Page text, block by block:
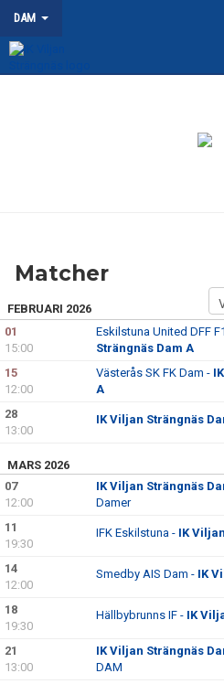
DAM
KONTAKT
Matcher
FEBRUARI 2026
01
15:00
Eskilstuna United DFF
Strängnäs Dam A
15
12:00
Västerås SK FK Dam -
A
28
13:00
IK Viljan Strängnäs
MARS 2026
07
12:00
IK Viljan Strängnäs
Damer
11
19:30
IFK Eskilstuna - IK
14
12:00
Smedby AIS Dam - IK
18
19:30
Hällbybrunns IF - IK
21
13:00
IK Viljan Strängnäs
DAM